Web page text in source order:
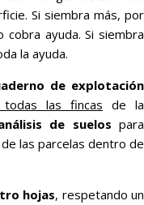
Si siembra más, por
ayuda. Si siembra
la ayuda.
de explotación
las fincas de la
de suelos para
las parcelas dentro de
hojas, respetando un